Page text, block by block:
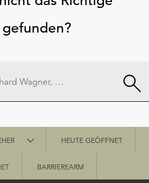
gefunden?
HEUTE GEÖFFNET
BARRIEREARM